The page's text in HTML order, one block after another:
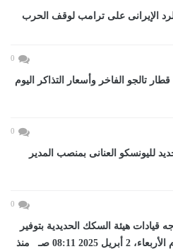
الإيرانى على ترامب لوقف الحرب
0
تالجو الفاخر وأسعار التذاكر اليوم
0
لليونسكو العنانى بمنصب المدير
0
قيادات هيئة السكك الحديدية بتوفير
أماكن في رحلات...اليوم الأربعاء، 2 أبريل 2025 08:11 صـ منذ